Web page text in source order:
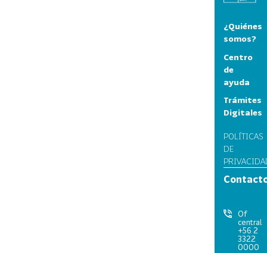
¿Quiénes
somos?
Centro
de
ayuda
Trámites
Digitales
POLÍTICAS
DE
Of
central
+56 2
3322
0000